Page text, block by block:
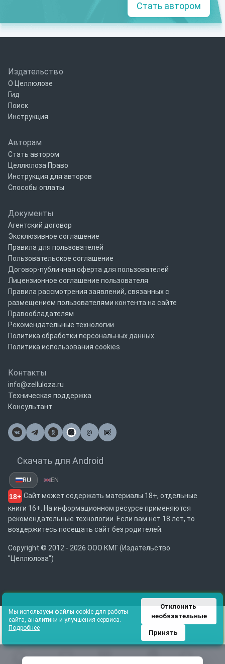
Стать автором
Издательство
О Целлюлозе
Гид
Поиск
Инструкция
Авторам
Стать автором
Целлюлоза Право
Инструкция для авторов
Способы оплаты
Документы
Агентский договор
Эксклюзивное соглашение
Правила для пользователей
Пользовательское соглашение
Договор-публичная оферта для пользователей
Лицензионное соглашение пользователя
Правила рассмотрения заявлений, связанных с
размещением пользователями контента на сайте
Правообладателям
Рекомендательные технологии
Политика обработки персональных данных
Политика использования cookies
Контакты
info@zelluloza.ru
Техническая поддержка
Консультант
@
Почта
Скачать для Android
RU EN
18+ Сайт может содержать материалы 18+, отдельные
книги 16+. На информационном ресурсе применяются
рекомендательные технологии. Если вам нет 18 лет, то
воздержитесь посещать сайт без родителей.
Copyright © 2012 - 2026 ООО КМГ (Издательство
"Целлюлоза")
Мы используем файлы cookie для работы
сайта, аналитики и улучшения сервиса.
Подробнее
Отклонить
необязательные
Принять